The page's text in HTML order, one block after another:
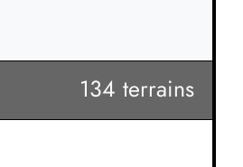
134 terrains